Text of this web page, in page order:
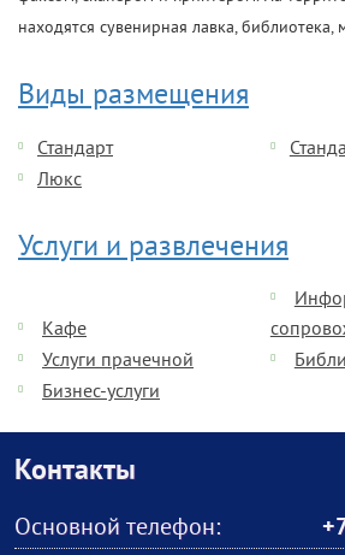
находятся сувенирная лавка, библиотека,
Виды размещения
Стандарт
Люкс
Услуги и развлечения
Кафе
Услуги прачечной
Бизнес-услуги
Контакты
Основной телефон: